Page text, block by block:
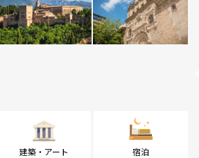
建築・アート 宿泊